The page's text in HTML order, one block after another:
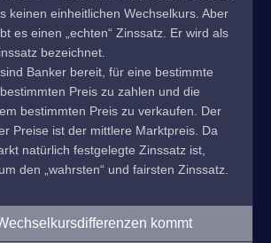
keinen einheitlichen Wechselkurs. Aber
es einen „echten“ Zinssatz. Er wird als
bezeichnet.
Banker bereit, für eine bestimmte
Preis zu zahlen und die
bestimmten Preis zu verkaufen. Der
Preise ist der mittlere Marktpreis. Da
natürlich festgelegte Zinssatz ist,
den „wahrsten“ und fairsten Zinssatz.
kommt